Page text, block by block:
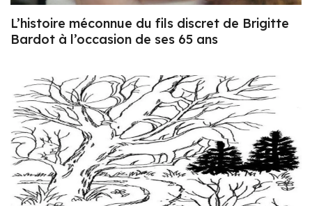
L’histoire méconnue du fils discret de Brigitte
Bardot à l’occasion de ses 65 ans